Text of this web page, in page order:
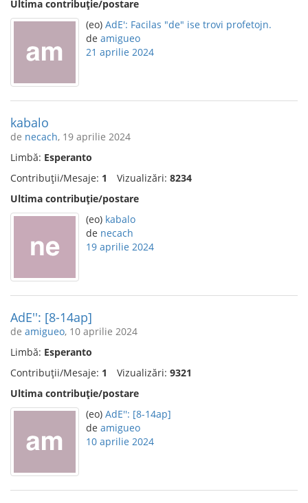
Ultima contribuție/postare
(eo) AdE': Facilas "de" ise trovi profetojn.
de amigueo
21 aprilie 2024
kabalo
de necach, 19 aprilie 2024
Limbă: Esperanto
Contribuții/Mesaje: 1 Vizualizări: 8234
Ultima contribuție/postare
(eo) kabalo
de necach
19 aprilie 2024
AdE'': [8-14ap]
de amigueo, 10 aprilie 2024
Limbă: Esperanto
Contribuții/Mesaje: 1 Vizualizări: 9321
Ultima contribuție/postare
(eo) AdE'': [8-14ap]
de amigueo
10 aprilie 2024